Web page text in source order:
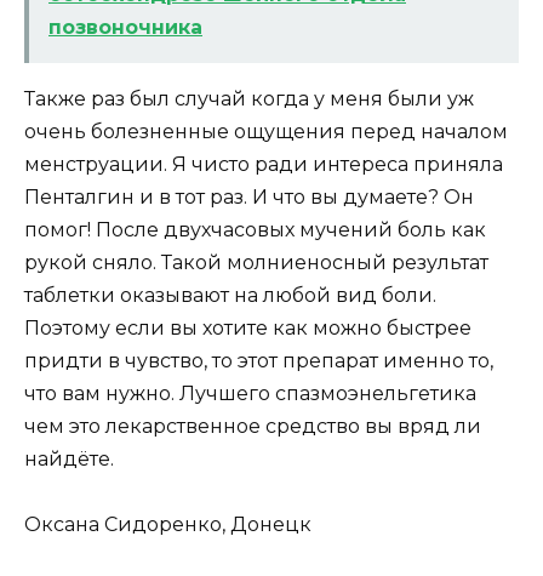
позвоночника
Также раз был случай когда у меня были уж
очень болезненные ощущения перед началом
менструации. Я чисто ради интереса приняла
Пенталгин и в тот раз. И что вы думаете? Он
помог! После двухчасовых мучений боль как
рукой сняло. Такой молниеносный результат
таблетки оказывают на любой вид боли.
Поэтому если вы хотите как можно быстрее
придти в чувство, то этот препарат именно то,
что вам нужно. Лучшего спазмоэнельгетика
чем это лекарственное средство вы вряд ли
найдёте.
Оксана Сидоренко, Донецк